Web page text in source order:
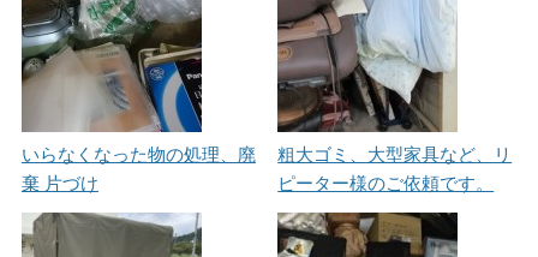
いらなくなった物の処理、廃
棄 片づけ
粗大ゴミ、大型家具など、リ
ピーター様のご依頼です。